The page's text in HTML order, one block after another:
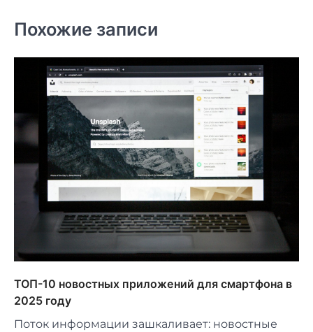
Похожие записи
ТОП-10 новостных приложений для смартфона в
2025 году
Поток информации зашкаливает: новостные